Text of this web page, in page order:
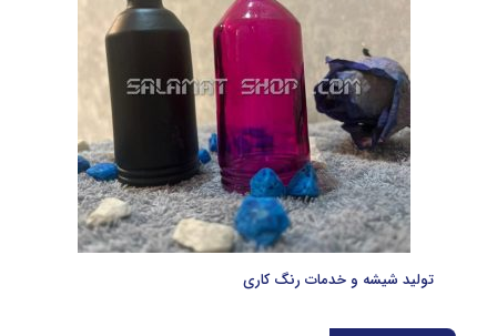
تولید شیشه و خدمات رنگ کاری